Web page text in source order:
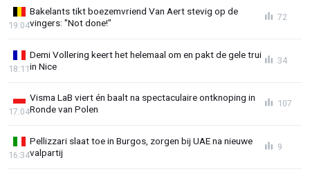
Bakelants tikt boezemvriend Van Aert stevig op de
vingers: "Not done!"
19:04
72
Demi Vollering keert het helemaal om en pakt de gele trui
in Nice
18:11
34
Visma LaB viert én baalt na spectaculaire ontknoping in
Ronde van Polen
17:04
107
Pellizzari slaat toe in Burgos, zorgen bij UAE na nieuwe
valpartij
16:34
9